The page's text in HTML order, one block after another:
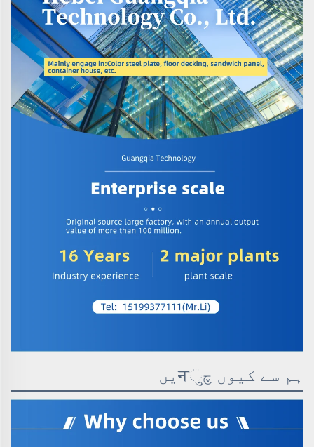
ہم سے کیوں چुनیں